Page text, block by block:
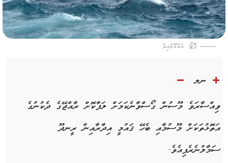
ފޮޓޯ: އައްޑޫލައިވް
ނލ
ވިއްސާރަވެ މޫސުން ގޯސްވާނެކަމަށް ލަފާކޮށް ރާއްޖޭގެ ދެކުނުގެ
އަތޮޅުތަކަށް މޫސުމާއި ބެހޭ ޤައުމީ އިދާރާއިން ރީނދޫ
ސަމާލުނެރެފިއެވެ.